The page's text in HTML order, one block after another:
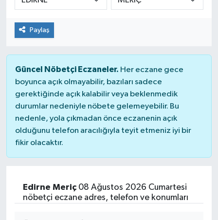
Paylaş
Güncel Nöbetçi Eczaneler. Her eczane gece
boyunca açık olmayabilir, bazıları sadece
gerektiğinde açık kalabilir veya beklenmedik
durumlar nedeniyle nöbete gelemeyebilir. Bu
nedenle, yola çıkmadan önce eczanenin açık
olduğunu telefon aracılığıyla teyit etmeniz iyi bir
fikir olacaktır.
Edirne Meriç08 Ağustos 2026 Cumartesi
nöbetçi eczane adres, telefon ve konumları